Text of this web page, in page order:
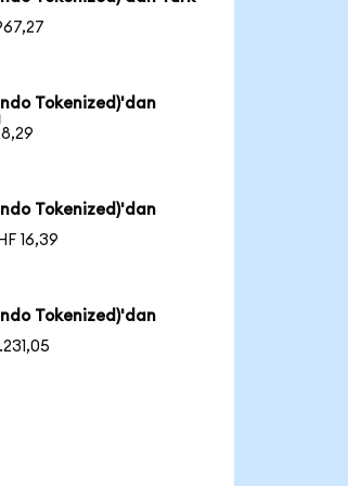
Tokenized)'dan
Tokenized)'dan
16,39
Tokenized)'dan